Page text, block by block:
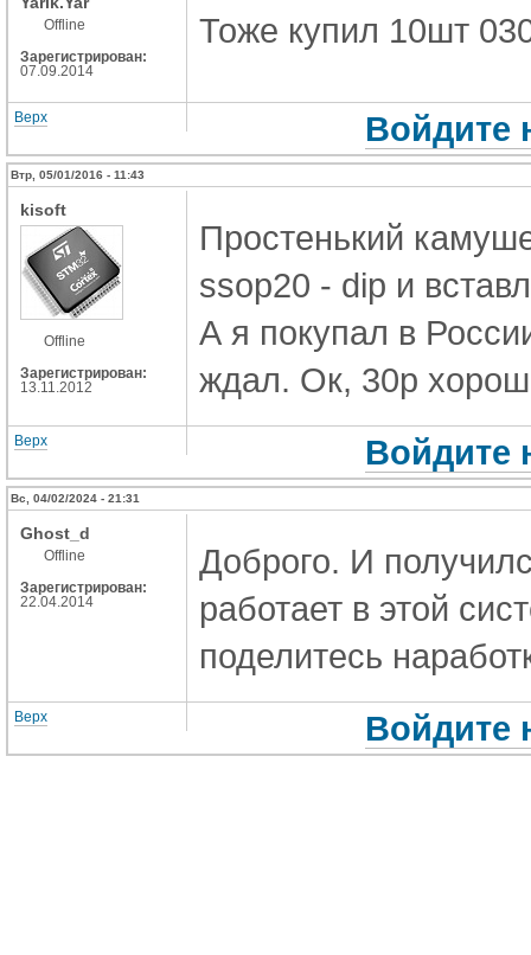
Offline
Зарегистрирован:
07.09.2014
Тоже купил 10шт
Верх Войдите
Втр, 05/01/2016 - 11:43
kisoft
Offline
Зарегистрирован:
13.11.2012
Простенький
ssop20 - dip и
А я покупал в
ждал. Ок, 30р
Верх Войдите
Вс, 04/02/2024 - 21:31
Ghost_d
Offline
Зарегистрирован:
22.04.2014
Доброго. И
работает в этой
поделитесь
Верх Войдите